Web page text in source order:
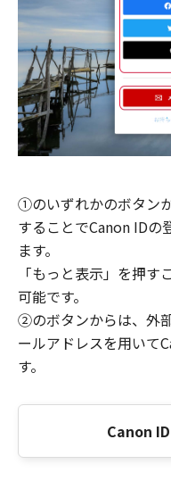
①のいずれかのボタン
することでCanon IDの
ます。
「もっと表示」を押
可能です。
②のボタンからは、外
ールアドレスを用いて
す。
Canon